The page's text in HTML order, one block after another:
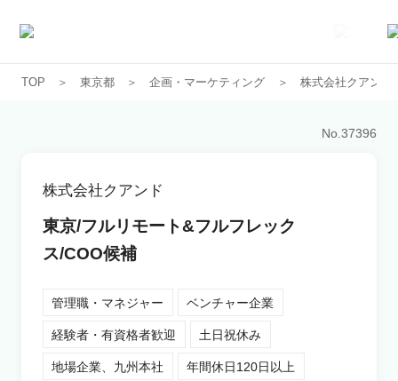
求人一覧
コンサルタント紹介
TOP 東京都 企画・マーケティング 株式会社クアンド
No.37396
株式会社クアンド
東京/フルリモート&フルフレック
ス/COO候補
管理職・マネジャー ベンチャー企業
経験者・有資格者歓迎 土日祝休み
地場企業、九州本社 年間休日120日以上